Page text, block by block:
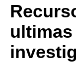
ultimas